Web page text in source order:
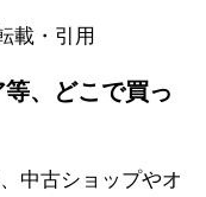
載・引用
、どこで買っ
中古ショップやオ